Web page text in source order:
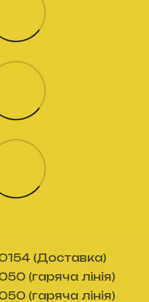
(Доставка)
(гаряча лінія)
(гаряча лінія)